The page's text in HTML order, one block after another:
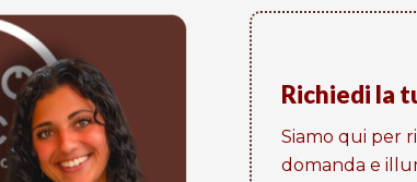
Richiedi la
Siamo qui per
domanda e